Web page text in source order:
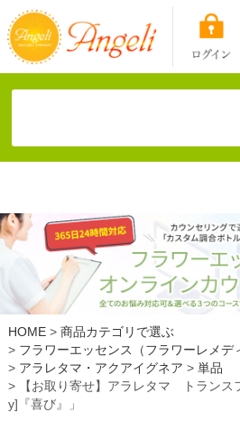
HOME
商品カテゴリで選ぶ
フラワーエッセンス（フラワーレメデ
アラレタマ・アクアイグネア
単品
【お取り寄せ】アラレタマ トラン
y]『喜び』」